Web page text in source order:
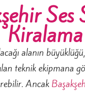
Ses
Kiralama
alanın büyüklüğü,
teknik ekipmana
Ancak